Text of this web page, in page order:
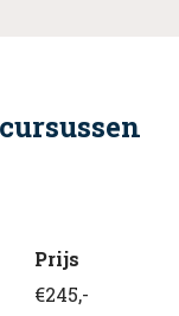
Prijs
€245,-